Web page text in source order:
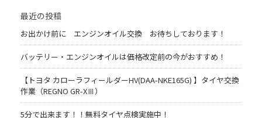
最近の投稿
お出かけ前に エンジンオイル交換 お待ちしております！
バッテリー・エンジンオイルは価格改定前の今がおすすめ！
【トヨタ カローラフィールダーHV(DAA-NKE165G) 】タイヤ交換
作業（REGNO GR-XⅢ）
5分で出来ます！！無料タイヤ点検実施中！